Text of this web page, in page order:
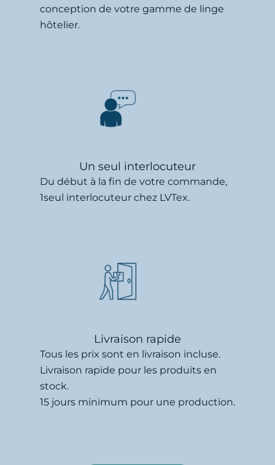
conception de votre gamme de linge
hôtelier.
Un seul interlocuteur
Du début à la fin de votre commande,
1seul interlocuteur chez LVTex.
Livraison rapide
Tous les prix sont en livraison incluse.
Livraison rapide pour les produits en
stock.
15 jours minimum pour une production.